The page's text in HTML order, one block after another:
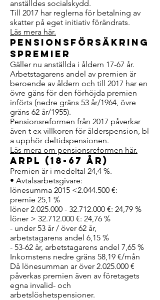
anställdes socialskydd.
Till 2017 har reglerna för betalning av
skatter på eget initiativ förändrats.
Läs mera här.
Pensionsförsäkring
spremier
Gäller nu anställda i åldern 17-67 år.
Arbetstagarens andel av premien är
beroende av åldern och till 2017 har en
övre gäns för den förhöjda premien
införts (nedre gräns 53 år/1964, övre
gräns 62 år/1955).
Pensionsreformen från 2017 påverkar
även t ex villkoren för ålderspension, bl
a upphör deltidspensionen.
Läs mera om pensionsreformen här.
ArPL (18-67 år)
Premien är i medeltal 24,4 %.
• Avtalsarbetsgivare:
lönesumma 2015 <2.044.500 €:
premie 25,1 %
löner 2.025.000 - 32.712.000 €: 24,79 %
löner > 32.712.000 €: 24,76 %
- under 53 år / över 62 år,
arbetstagarens andel 6,15 %
- 53-62 år, arbetstagarens andel 7,65 %
Inkomstens nedre gräns 58,19 €/mån
Då lönesumman ar över 2.025.000 €
påverkas premien även av företagets
egna invalid- och
arbetslöshetspensioner.